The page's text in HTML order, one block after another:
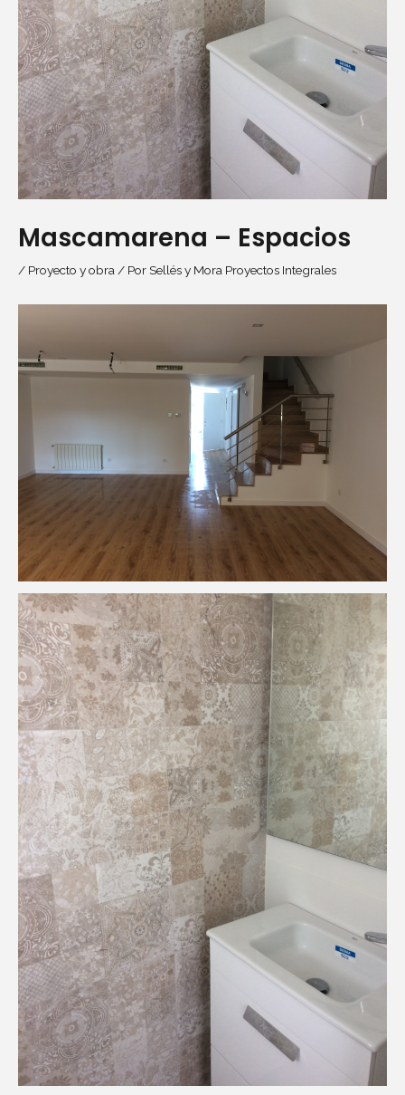
Mascamarena – Espacios
/ Proyecto y obra/ PorSellés y Mora Proyectos Integrales